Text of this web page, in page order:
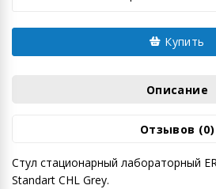
Купить
Описание
Отзывов (0)
Cтул стационарный лабораторный
Standart CHL Grey.